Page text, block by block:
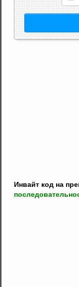
Инвайт код на